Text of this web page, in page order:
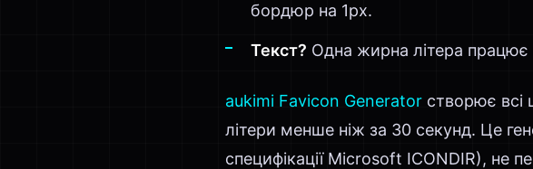
бордюр на 1px.
Текст? Одна жирна літера
aukimi Favicon Generator створює всі
літери менше ніж за 30 секунд. Це
специфікації Microsoft ICONDIR), не